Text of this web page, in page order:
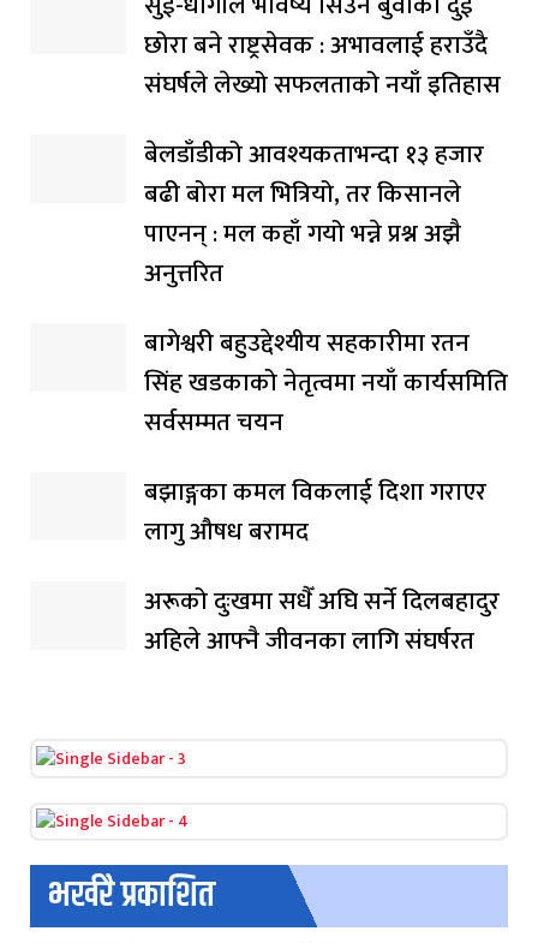
छोरा बने राष्ट्रसेवक : अभावलाई हराउँदै
संघर्षले लेख्यो सफलताको नयाँ इतिहास
बेलडाँडीको आवश्यकताभन्दा १३ हजार
बढी बोरा मल भित्रियो, तर किसानले
पाएनन् : मल कहाँ गयो भन्ने प्रश्न अझै
अनुत्तरित
बागेश्वरी बहुउद्देश्यीय सहकारीमा रतन
सिंह खडकाको नेतृत्वमा नयाँ कार्यसमिति
सर्वसम्मत चयन
बझाङ्गका कमल विकलाई दिशा गराएर
लागु औषध बरामद
अरूको दुःखमा सधैँ अघि सर्ने दिलबहादुर
अहिले आफ्नै जीवनका लागि संघर्षरत
भर्खरै प्रकाशित